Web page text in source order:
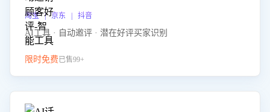
淘宝 | 京东 | 抖音
AI工具 · 自动邀评 · 潜在好评买家识别
限时免费已售99+